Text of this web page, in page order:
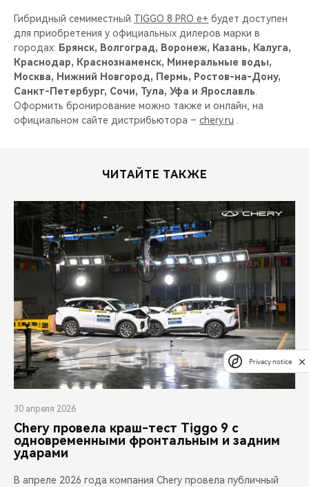
Гибридный семиместный TIGGO 8 PRO e+ будет доступен
для приобретения у официальных дилеров марки в
городах: Брянск, Волгоград, Воронеж, Казань, Калуга,
Краснодар, Краснознаменск, Минеральные воды,
Москва, Нижний Новгород, Пермь, Ростов-на-Дону,
Санкт-Петербург, Сочи, Тула, Уфа и Ярославль
Оформить бронирование можно также и онлайн, на
официальном сайте дистрибьютора – chery.ru
ЧИТАЙТЕ ТАКЖЕ
30 апреля 2026
Chery провела краш-тест Tiggo 9 с
одновременными фронтальным и задним
ударами
В апреле 2026 года компания Chery провела публичный
Privacy notice